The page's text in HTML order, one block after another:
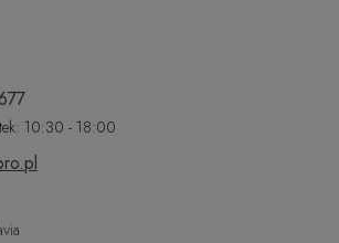
10:30 - 18:00